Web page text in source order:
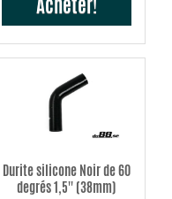
Durite silicone Noir de 60
degrés 1,5'' (38mm)